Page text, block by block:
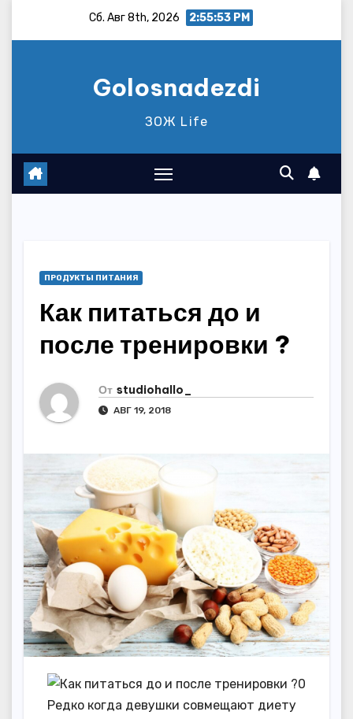
Сб. Авг 8th, 2026 2:55:54 PM
Golosnadezdi
ЗОЖ Life
ПРОДУКТЫ ПИТАНИЯ
Как питаться до и
после тренировки ?
От studiohallo_
АВГ 19, 2018
Редко когда девушки совмещают диету